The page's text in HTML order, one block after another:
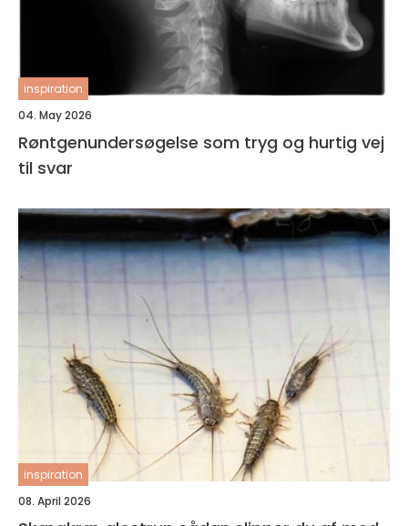
inspiration
04. May 2026
Røntgenundersøgelse som tryg og hurtig vej
til svar
inspiration
08. April 2026